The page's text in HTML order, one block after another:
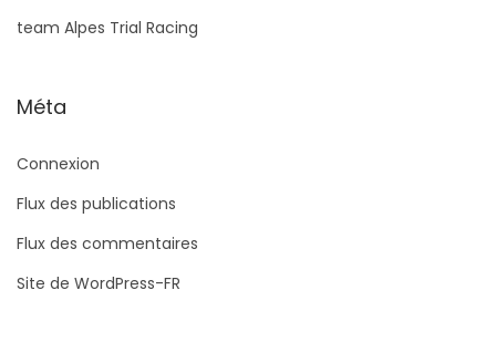
team Alpes Trial Racing
Méta
Connexion
Flux des publications
Flux des commentaires
Site de WordPress-FR